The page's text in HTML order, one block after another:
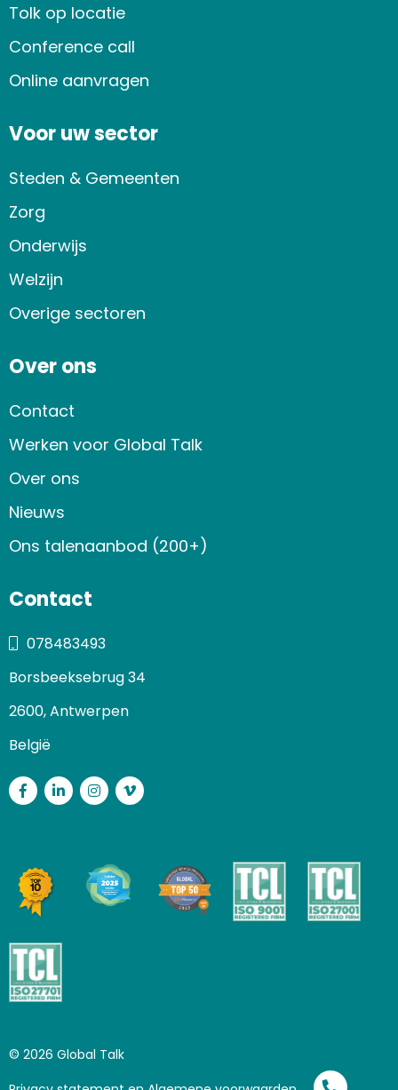
Tolk op locatie
Conference call
Online aanvragen
Voor uw sector
Steden & Gemeenten
Zorg
Onderwijs
Welzijn
Overige sectoren
Over ons
Contact
Werken voor Global Talk
Over ons
Nieuws
Ons talenaanbod (200+)
Contact
078483493
Borsbeeksebrug 34
2600, Antwerpen
België
Facebook
LinkedInInstagram
Vimeo
© 2026 Global Talk